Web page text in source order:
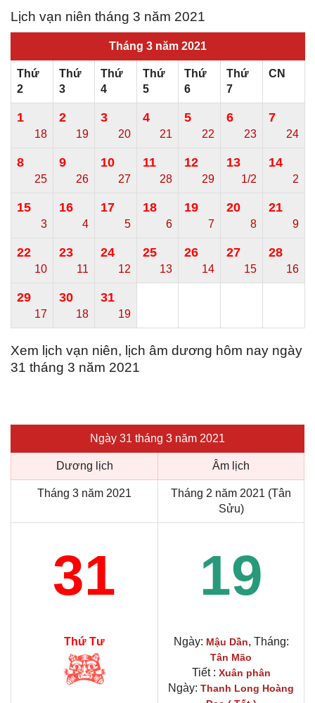
Lịch vạn niên tháng 3 năm 2021
Tháng 3 năm 2021
Thứ
2
Thứ
3
Thứ
4
Thứ
5
Thứ
6
Thứ
7
CN
1
18
2
19
3
20
4
21
5
22
6
23
7
24
8
25
9
26
10
27
11
28
12
29
13
1/2
14
2
15
3
16
4
17
5
18
6
19
7
20
8
21
9
22
10
23
11
24
12
25
13
26
14
27
15
28
16
29
17
30
18
31
19
Xem lịch vạn niên, lịch âm dương hôm nay ngày
31 tháng 3 năm 2021
Ngày 31 tháng 3 năm 2021
Dương lịch Âm lịch
Tháng 3 năm 2021
Tháng 2 năm 2021 (Tân
Sửu)
31 19
Thứ Tư Ngày: Mậu Dần, Tháng:
Tân Mão
Tiết : Xuân phân
Ngày: Thanh Long Hoàng